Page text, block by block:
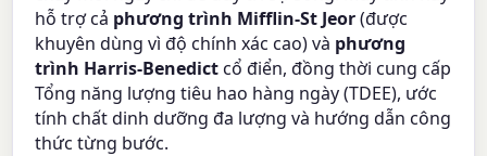
hỗ trợ cả phương trình Mifflin-St Jeor(được
khuyên dùng vì độ chính xác cao) và phương
trình Harris-Benedictcổ điển, đồng thời cung cấp
Tổng năng lượng tiêu hao hàng ngày (TDEE), ước
tính chất dinh dưỡng đa lượng và hướng dẫn công
thức từng bước.